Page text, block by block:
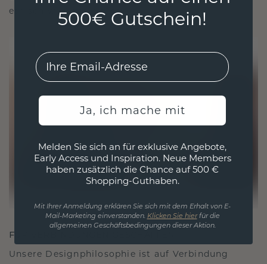
ethisch wie exquisit ist.
FÜR VERBINDUNGEN GESCHAFFEN
Unsere Designphilosophie ist auf Verbindung
500€ Gutschein!
EMail
Ja, ich mache mit
Melden Sie sich an für exklusive Angebote,
Early Access und Inspiration. Neue Members
haben zusätzlich die Chance auf 500 €
Shopping-Guthaben.
Mit Ihrer Anmeldung erklären Sie sich mit dem Erhalt von E-
Mail-Marketing einverstanden. Klicken Sie hierfür die
allgemeinen Geschäftsbedingungen dieser Aktion.